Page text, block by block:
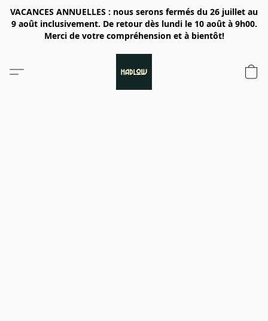
VACANCES ANNUELLES : nous serons fermés du 26 juillet au
9 août inclusivement. De retour dès lundi le 10 août à 9h00.
Merci de votre compréhension et à bientôt!